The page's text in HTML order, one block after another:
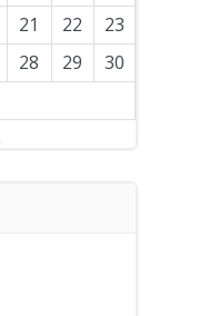
21 22
23
28 29
30